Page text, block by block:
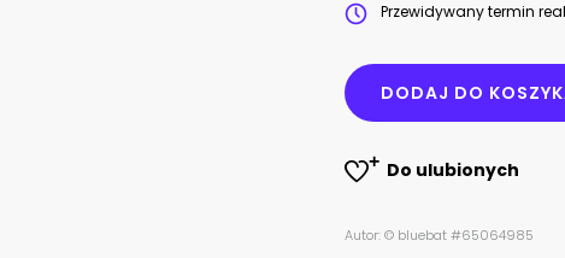
Przewidywany termin
DODAJ DO
Do ulubionych
Autor: © bluebat #65064985